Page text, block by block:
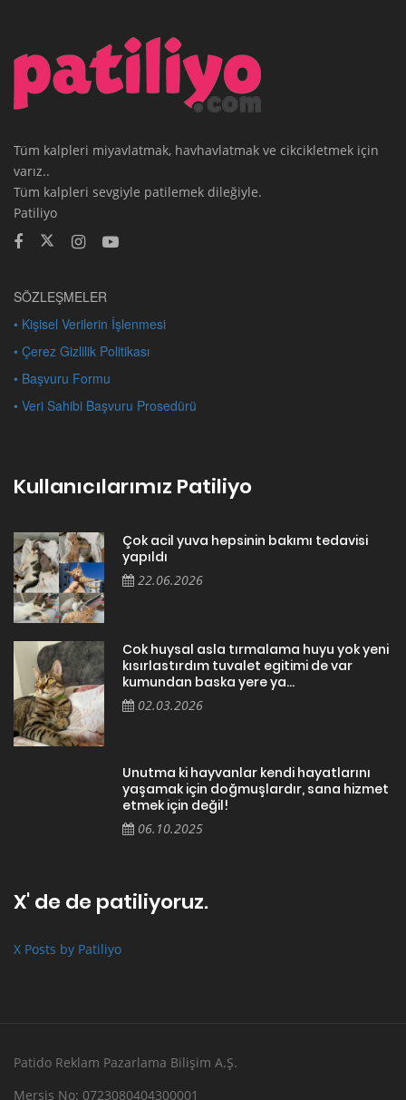
Tüm kalpleri miyavlatmak, havhavlatmak ve cikcikletmek için
varız..
Tüm kalpleri sevgiyle patilemek dileğiyle.
Patiliyo
SÖZLEŞMELER
• Kişisel Verilerin İşlenmesi
• Çerez Gizlilik Politikası
• Başvuru Formu
• Veri Sahibi Başvuru Prosedürü
Kullanıcılarımız Patiliyo
Çok acil yuva hepsinin bakımı tedavisi
yapıldı
22.06.2026
Cok huysal asla tırmalama huyu yok yeni
kısırlastırdım tuvalet egitimi de var
kumundan baska yere ya...
02.03.2026
Unutma ki hayvanlar kendi hayatlarını
yaşamak için doğmuşlardır, sana hizmet
etmek için değil!
06.10.2025
X' de de patiliyoruz.
X Posts by Patiliyo
Patido Reklam Pazarlama Bilişim A.Ş.
Mersis No: 0723080404300001